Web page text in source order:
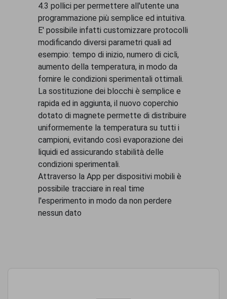
4.3 pollici per permettere all'utente una
programmazione più semplice ed intuitiva.
E' possibile infatti customizzare protocolli
modificando diversi parametri quali ad
esempio: tempo di inizio, numero di cicli,
aumento della temperatura, in modo da
fornire le condizioni sperimentali ottimali.
La sostituzione dei blocchi è semplice e
rapida ed in aggiunta, il nuovo coperchio
dotato di magnete permette di distribuire
uniformemente la temperatura su tutti i
campioni, evitando così evaporazione dei
liquidi ed assicurando stabilità delle
condizioni sperimentali.
Attraverso la App per dispositivi mobili è
possibile tracciare in real time
l'esperimento in modo da non perdere
nessun dato